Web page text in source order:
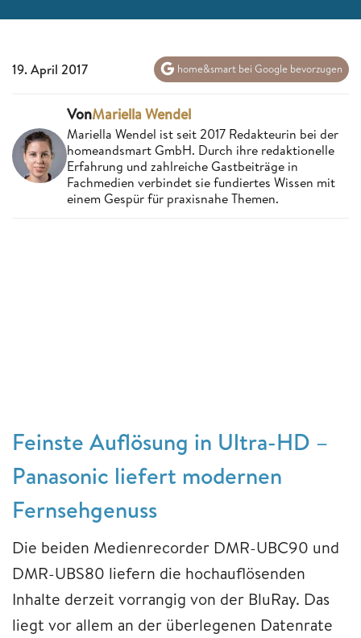
19. April 2017 home&smart bei Google bevorzugen
VonMariella Wendel
Mariella Wendel ist seit 2017 Redakteurin bei der
homeandsmart GmbH. Durch ihre redaktionelle
Erfahrung und zahlreiche Gastbeiträge in
Fachmedien verbindet sie fundiertes Wissen mit
einem Gespür für praxisnahe Themen.
Feinste Auflösung in Ultra-HD –
Panasonic liefert modernen
Fernsehgenuss
Die beiden Medienrecorder DMR-UBC90 und
DMR-UBS80 liefern die hochauflösenden
Inhalte derzeit vorrangig von der BluRay. Das
liegt vor allem an der überlegenen Datenrate